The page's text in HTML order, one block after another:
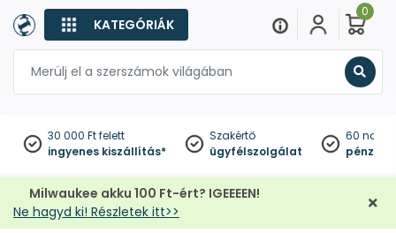
KATEGÓRIÁK
0
30 000 Ft felett
ingyenes kiszállítás*
Szakértő
ügyfélszolgálat
60
Milwaukee akku 100 Ft-ért? IGEEEEN!
Ne hagyd ki! Részletek itt>>